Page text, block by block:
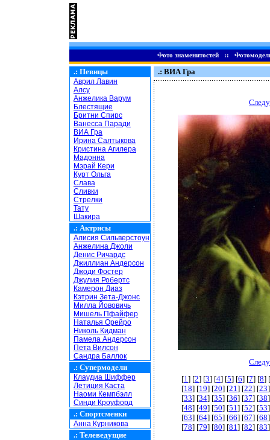
Фото знаменитостей::
.: Певицы
Аврил Лавин
Алсу
Анжелика Варум
Блестящие
Бритни Спирс
Ванесса Паради
ВИА Гра
Ирина Салтыкова
Кристина Агилера
Мадонна
Мэрай Кери
Курт Ольга
Слава
Сливки
Стрелки
Тату
Шакира
.: Актрисы
Алисия Сильверстоун
Анжелина Джоли
Денис Ричардс
Джиллиан Андерсон
Джоди Фостер
Джулия Робертс
Камерон Диаз
Кэтрин Зета-Джонс
Милла Йововичь
Мишель Пфайфер
Наталья Орейро
Николь Кидман
Памела Андерсон
Пета Вилсон
Сандра Баллок
.: Супермодели
Клаудиа Шиффер
Летиция Каста
Наоми Кемпбэлл
Синди Кроуфорд
.: Спортсменки
Анна Курникова
.: Телеведущие
.: ВИА Гра
[1] [2] [3] [4] [5] [6] [7] [8] [
[18] [19] [20] [21] [22] [23
[33] [34] [35] [36] [37] [38
[48] [49] [50] [51] [52] [53
[63] [64] [65] [66] [67] [68
[78] [79] [80] [81] [82] [83